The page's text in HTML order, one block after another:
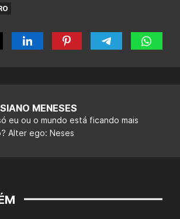
MENESES
eu ou o mundo está ficando mais
Alter ego: Neses